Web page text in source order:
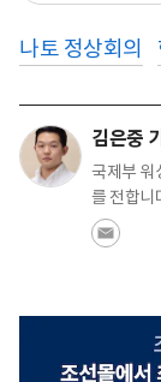
나토 정상회의
김은중
국제부 워
를 전합니